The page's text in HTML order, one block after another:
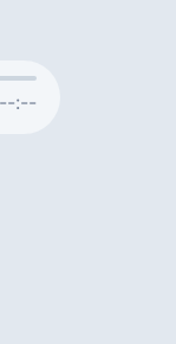
--:--